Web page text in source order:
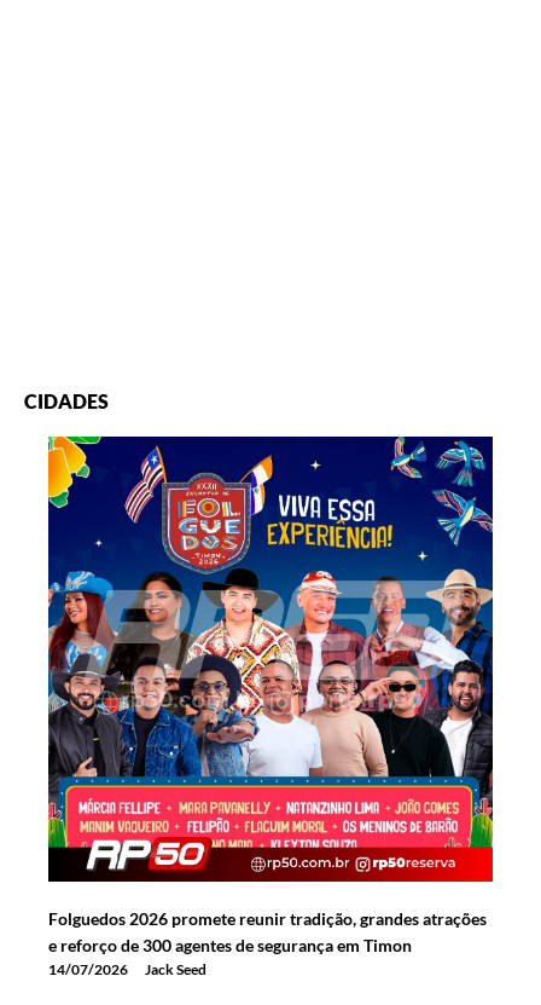
CIDADES
Folguedos 2026 promete reunir tradição, grandes atrações
e reforço de 300 agentes de segurança em Timon
14/07/2026 Jack Seed